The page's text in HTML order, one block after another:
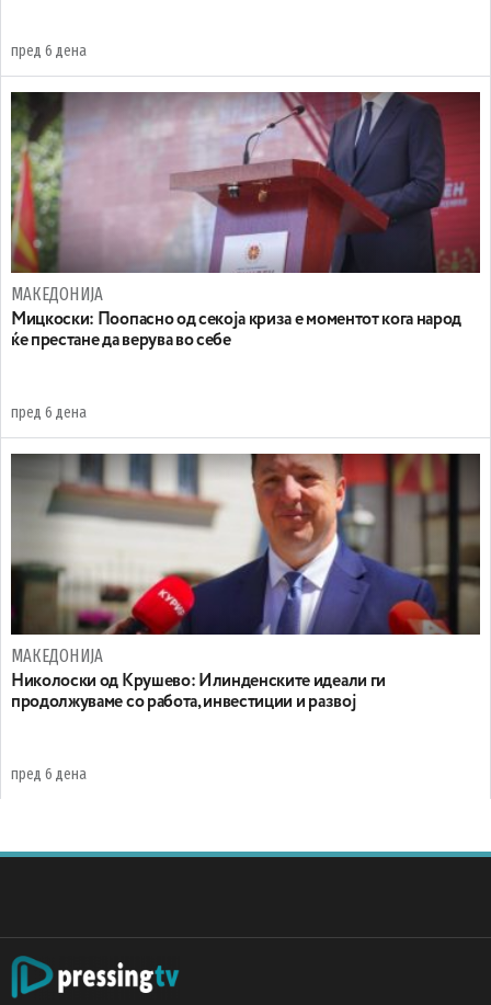
пред 6 дена
МАКЕДОНИЈА
Мицкоски: Поопасно од секоја криза е моментот кога народ
ќе престане да верува во себе
пред 6 дена
МАКЕДОНИЈА
Николоски од Крушево: Илинденските идеали ги
продолжуваме со работа, инвестиции и развој
пред 6 дена